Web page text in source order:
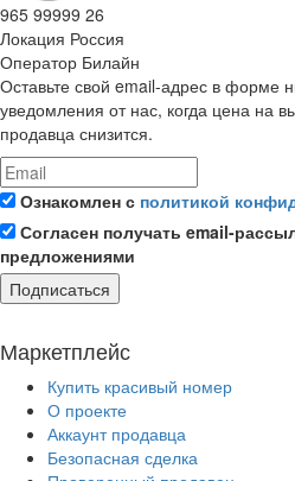
965 99999 26
Локация Россия
Оператор Билайн
Оставьте свой email-адрес в форме
уведомления от нас, когда цена на
продавца снизится.
Ознакомлен с политикой
Согласен получать email-
предложениями
Подписаться
Маркетплейс
Купить красивый номер
О проекте
Аккаунт продавца
Безопасная сделка